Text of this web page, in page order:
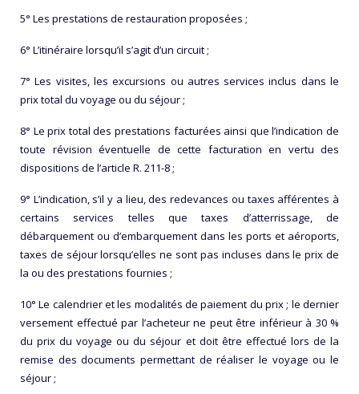
5° Les prestations de restauration proposées ;
6° L’itinéraire lorsqu’il s’agit d’un circuit ;
7° Les visites, les excursions ou autres services inclus dans le
prix total du voyage ou du séjour ;
8° Le prix total des prestations facturées ainsi que l’indication de
toute révision éventuelle de cette facturation en vertu des
dispositions de l’article R. 211-8 ;
9° L’indication, s’il y a lieu, des redevances ou taxes afférentes à
certains services telles que taxes d’atterrissage, de
débarquement ou d’embarquement dans les ports et aéroports,
taxes de séjour lorsqu’elles ne sont pas incluses dans le prix de
la ou des prestations fournies ;
10° Le calendrier et les modalités de paiement du prix ; le dernier
versement effectué par l’acheteur ne peut être inférieur à 30 %
du prix du voyage ou du séjour et doit être effectué lors de la
remise des documents permettant de réaliser le voyage ou le
séjour ;